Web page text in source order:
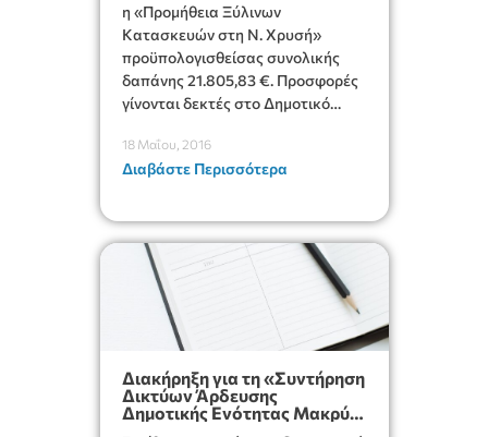
η «Προμήθεια Ξύλινων
Κατασκευών στη Ν. Χρυσή»
προϋπολογισθείσας συνολικής
δαπάνης 21.805,83 €. Προσφορές
γίνονται δεκτές στο Δημοτικό
2-6-2016 και ώρα 10.30 πμ.
18 Μαΐου, 2016
Διαβάστε Περισσότερα
Διακήρηξη για τη «Συντήρηση
Δικτύων Άρδευσης
Δημοτικής Ενότητας Μακρύ